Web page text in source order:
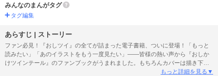
みんなのまんがタグ
タグ編集
あらすじ | ストーリー
ファン必見！『おしツイ』の全てが詰まった電子書籍、ついに登場！「もっと
読みたい」「あのイラストをもう一度見たい」――皆様の熱い声から『おしか
けツインテール』のファンブックがうまれました。もちろんカバーは描き下ろ
し！●大学生編、社会人編●著者コメントを加えたコミックス表紙やキャラクタ
もっと詳細を見る▼